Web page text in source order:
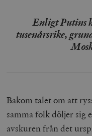
Enligt Putins
tusenårsrike,
Bakom talet om att
samma folk döljer sig
avskuren från det